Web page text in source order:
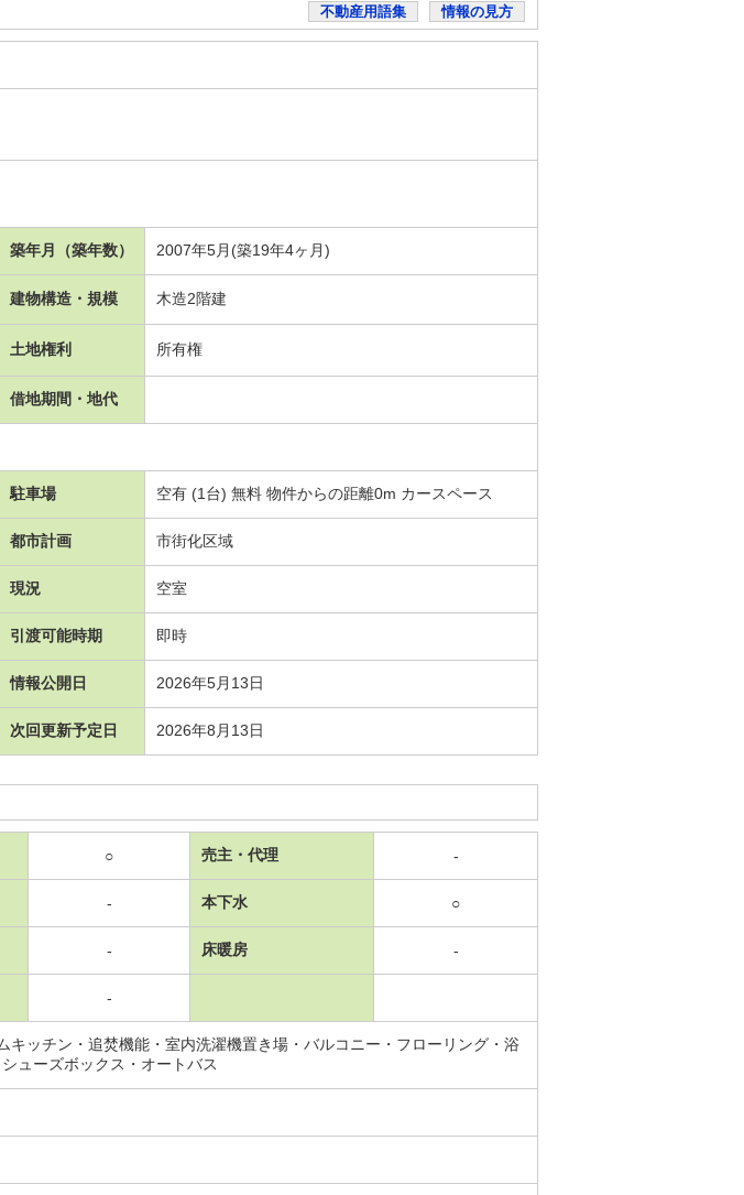
不動産用語集 情報の見方
築年月（築年数） 2007年5月(築19年4ヶ月)
建物構造・規模 木造2階建
土地権利 所有権
借地期間・地代
駐車場 空有 (1台) 無料 物件からの距離0m カースペース
都市計画 市街化区域
現況 空室
引渡可能時期 即時
情報公開日 2026年5月13日
次回更新予定日 2026年8月13日
○ 売主・代理 -
- 本下水 ○
- 床暖房 -
-
キッチン・追焚機能・室内洗濯機置き場・バルコニー・フローリング・浴
ューズボックス・オートバス